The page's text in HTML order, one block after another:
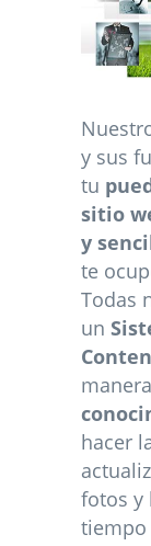
y sus
tu
sitio
y
te
Todas
un
hacer
fotos y
tiempo